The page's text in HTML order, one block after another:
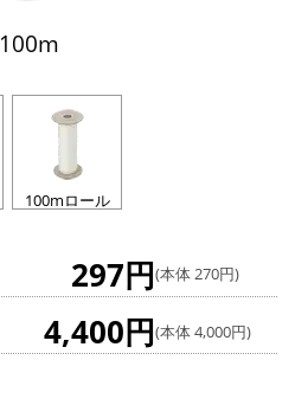
100m
100mロール
297円(本体 270円)
4,400円(本体 4,000円)